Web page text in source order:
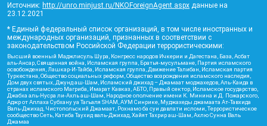
Источник: http://unro.minjust.ru/NKOForeignAgent.aspx данные на
23.12.2021
* Единый федеральный список организаций, в том числе иностранных и
международных организаций, признанных в соответствии с
законодательством Российской Федерации террористическими:
Высший военный Маджлисуль Шура, Конгресс народов Ичкерии и Дагестана, База, Асбат
аль-Ансар, Священная война, Исламская группа, Братья-мусульмане, Партия исламского
освобождения, Лашкар-И-Тайба, Исламская группа, Движение Талибан, Исламская партия
Туркестана, Общество социальных реформ, Общество возрождения исламского наследия,
Дом двух святых, Джунд аш-Шам, Исламский джихад – Джамаат моджахедов, Аль-Каида в
странах исламского Магриба, Имарат Кавказ, АБТО, Правый сектор, Исламское государство,
Джабха аль-Нусра ли-Ахль аш-Шам, Народное ополчение имени К. Минина и Д. Пожарского,
Аджр от Аллаха Субхану уа Тагьаля SHAM, АУМ Синрике, Муджахеды джамаата Ат-Тавхида
Валь-Джихад, Чистопольский Джамаат, Рохнамо ба суи давлати исломи, Террористическое
сообщество Сеть, Катиба Таухид валь-Джихад, Хайят Тахрир аш-Шам, Ахлю Сунна Валь
Джамаа